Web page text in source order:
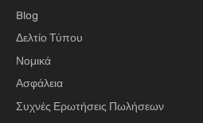
Blog
Δελτίο Τύπου
Νομικά
Ασφάλεια
Συχνές Ερωτήσεις Πωλήσεων